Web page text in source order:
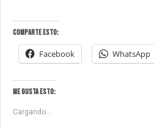
Comparte esto:
Facebook WhatsApp
Me gusta esto:
Cargando...